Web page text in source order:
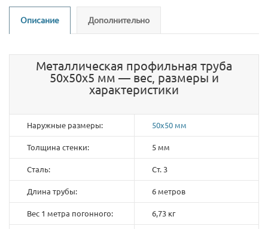
Описание Дополнительно
Металлическая профильная труба
50х50х5 мм — вес, размеры и
характеристики
Наружные размеры: 50х50 мм
Толщина стенки: 5 мм
Сталь: Ст. 3
Длина трубы: 6 метров
Вес 1 метра погонного: 6,73 кг